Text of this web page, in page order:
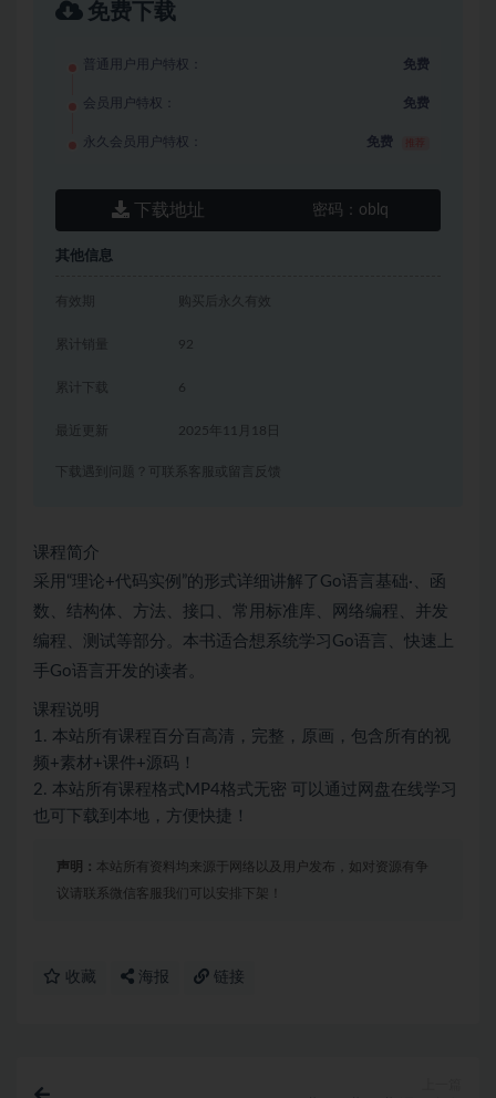
免费下载
普通用户用户特权： 免费
会员用户特权： 免费
永久会员用户特权： 免费
下载地址 密码： oblq
其他信息
有效期 购买后永久有效
累计销量 92
累计下载 6
2025年11月18日
下载遇到问题？可联系客服或留言反馈
课程简介
采用“理论+代码实例”的形式详细讲解了Go语言基础·、函
数、结构体、方法、接口、常用标准库、网络编程、并发
编程、测试等部分。本书适合想系统学习Go语言、快速上
手Go语言开发的读者。
课程说明
1. 本站所有课程百分百高清，完整，原画，包含所有的视
频+素材+课件+源码！
2. 本站所有课程格式MP4格式无密 可以通过网盘在线学习
也可下载到本地，方便快捷！
声明： 本站所有资料均来源于网络以及用户发布，如对资源有争
议请联系微信客服我们可以安排下架！
收藏 海报 链接